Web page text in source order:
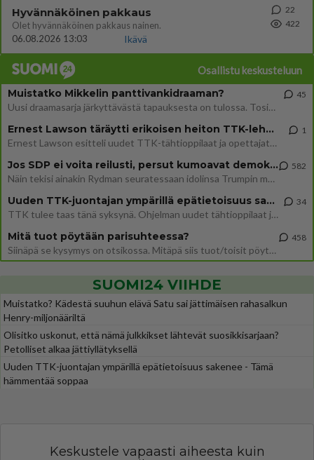
Hyvännäköinen pakkaus
Olet hyvännäköinen pakkaus nainen.
06.08.2026 13:03
Ikävä
22
422
Osallistu keskusteluun
Muistatko Mikkelin panttivankidraaman?
Uusi draamasarja järkyttävästä tapauksesta on tulossa. Tositapahtumiin perustuva sarja ammentaa vuoden 1986 Mikkelin pan
45
Ernest Lawson täräytti erikoisen heiton TTK-lehdistötilaisuudessa: " Onko tässä tarkoituksena...?"
Ernest Lawson esitteli uudet TTK-tähtioppilaat ja opettajat torstaina 6.8. lehdistölle. Tulevalla kaudella on yksi hausk
1
Jos SDP ei voita reilusti, persut kumoavat demokratian Suomesta
Näin tekisi ainakin Rydman seuratessaan idolinsa Trumpin mallia https://www.is.fi/politiikka/art-2000012187244.html
582
Uuden TTK-juontajan ympärillä epätietoisuus sakenee - Nyt MTV hämmentää soppaa
TTK tulee taas tänä syksynä. Ohjelman uudet tähtioppilaat julkistetaan torstaina 6. elokuuta klo 14 alkavassa lehdistö
34
Mitä tuot pöytään parisuhteessa?
Siinäpä se kysymys on otsikossa. Mitäpä siis tuot/toisit pöytään parisuhteessa? Oletko mies vai nainen? Koetko sen mitä
458
SUOMI24 VIIHDE
Muistatko? Kädestä suuhun elävä Satu sai jättimäisen rahasalkun
Henry-miljonääriltä
Olisitko uskonut, että nämä julkkikset lähtevät suosikkisarjaan?
Petolliset alkaa jättiyllätyksellä
Uuden TTK-juontajan ympärillä epätietoisuus sakenee - Tämä
hämmentää soppaa
Keskustele vapaasti aiheesta kuin